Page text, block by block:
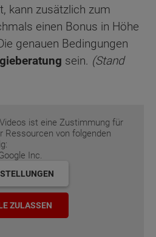
ist eine Zustimmung für
Ressourcen von folgenden
Inc.
ZULASSEN
kann zusätzlich zum
einen Bonus in Höhe
genauen Bedingungen
sein. (Stand